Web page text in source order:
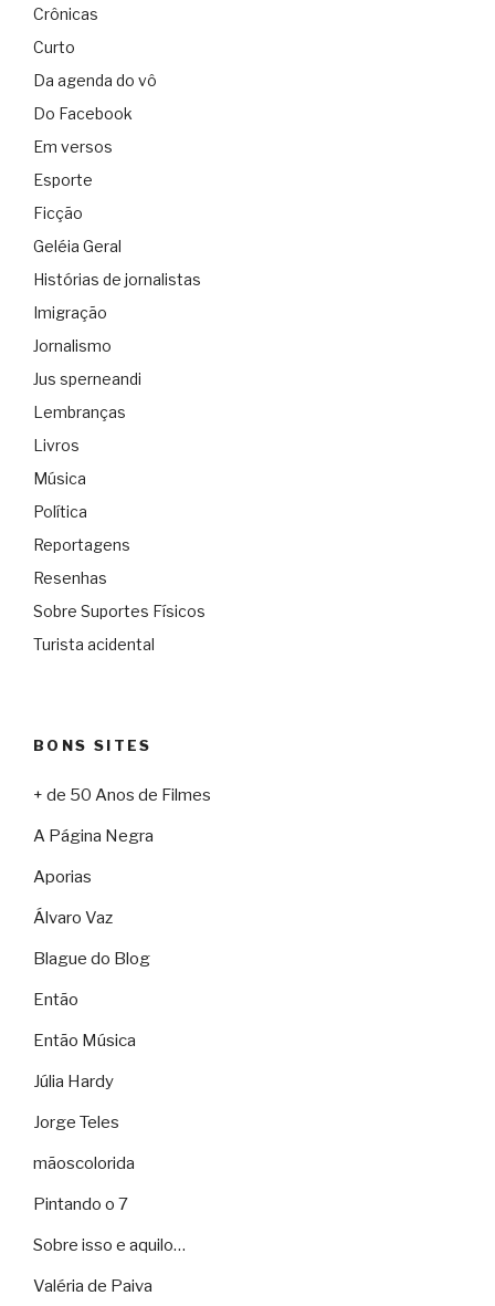
Crônicas
Curto
Da agenda do vô
Do Facebook
Em versos
Esporte
Ficção
Geléia Geral
Histórias de jornalistas
Imigração
Jornalismo
Jus sperneandi
Lembranças
Livros
Música
Política
Reportagens
Resenhas
Sobre Suportes Físicos
Turista acidental
BONS SITES
+ de 50 Anos de Filmes
A Página Negra
Aporias
Álvaro Vaz
Blague do Blog
Então
Então Música
Júlia Hardy
Jorge Teles
mãoscolorida
Pintando o 7
Sobre isso e aquilo…
Valéria de Paiva